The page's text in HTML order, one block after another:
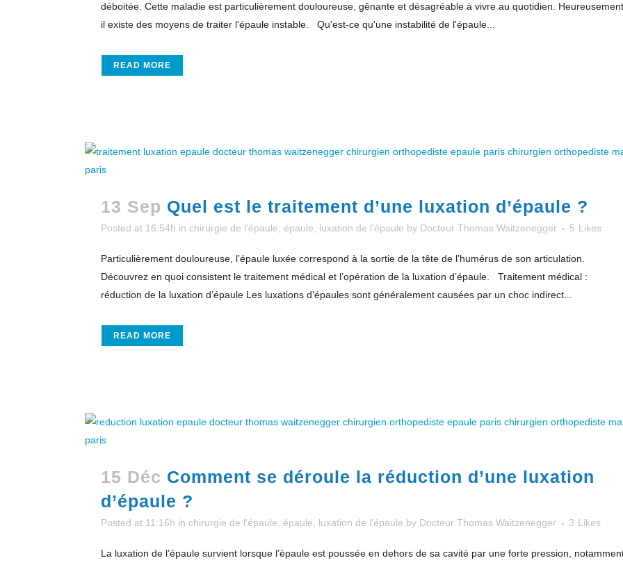
déboitée. Cette maladie est particulièrement douloureuse, gênante et désagréable à vivre au quotidien.
il existe des moyens de traiter l'épaule instable. Qu'est-ce qu'une instabilité de l'épaule...
READ MORE
13 Sep Quel est le traitement d’une luxation d’épaule ?
Posted at 16:54h in chirurgie de l'épaule épaule luxation de l'épaule by Docteur Thomas Waitzenegger 5 Likes
Particulièrement douloureuse, l’épaule luxée correspond à la sortie de la tête de l’humérus de son articulation.
Découvrez en quoi consistent le traitement médical et l’opération de la luxation d’épaule. Traitement médical :
réduction de la luxation d’épaule Les luxations d’épaules sont généralement causées par un choc indirect...
READ MORE
15 Déc Comment se déroule la réduction d’une luxation
d’épaule ?
Posted at 11:16h in chirurgie de l'épaule épaule luxation de l'épaule by Docteur Thomas Waitzenegger 3 Likes
La luxation de l’épaule survient lorsque l’épaule est poussée en dehors de sa cavité par une forte pression,